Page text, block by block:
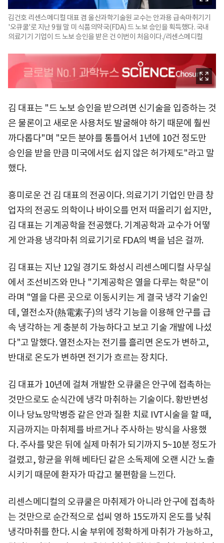
김건호 리센스메디컬 대표 겸 울산과학기술원 교수는 안과용 급속마취기기
'오큐쿨'로 지난 9월 말 미 식품의약국(FDA) 드 노보 승인을 획득했다. 국내
의료기기 기업이 드 노보 승인을 받은 건 이번이 처음이다./리센스메디컬
김 대표는 "드 노보 승인을 받으려면 신기술을 입증하는 것
은 물론이고 새로운 사용처도 발굴해야 하기 때문에 훨씬
까다롭다"며 "모든 분야를 통틀어서 1년에 10건 정도만
승인을 받을 만큼 미국에서도 쉽지 않은 허가제도"라고 말
했다.
흥미로운 건 김 대표의 전공이다. 의료기기 기업인 만큼 창
업자의 전공도 의학이나 바이오를 먼저 떠올리기 쉽지만,
김 대표는 기계공학을 전공했다. 기계공학과 교수가 어떻
게 안과용 냉각마취 의료기기로 FDA의 벽을 넘은 걸까.
김 대표는 지난 12일 경기도 화성시 리센스메디컬 사무실
에서 조선비즈와 만나 "기계공학은 열을 다루는 학문"이
라며 "열을 다른 곳으로 이동시키는 게 결국 냉각 기술인
데, 열전소자(熱電素子)의 냉각 기능을 이용해 안구를 급
속 냉각하는 게 충분히 가능하다고 보고 기술 개발에 나섰
다"고 말했다. 열전소자는 전기를 흘리면 온도가 변하고,
반대로 온도가 변하면 전기가 흐르는 장치다.
김 대표가 10년에 걸쳐 개발한 오큐쿨은 안구에 접촉하는
것만으로도 순식간에 냉각 마취하는 기술이다. 황반변성
이나 당뇨망막병증 같은 안과 질환 치료 IVT시술을 할 때,
지금까지는 마취제를 바르거나 주사하는 방식을 사용했
다. 주사를 맞은 뒤에 실제 마취가 되기까지 5~10분 정도가
걸렸고, 항균을 위해 베타딘 같은 소독제에 오랜 시간 노출
시키기 때문에 환자가 따갑고 불편함을 느낀다.
리센스메디컬의 오큐쿨은 마취제가 아니라 안구에 접촉하
는 것만으로 순간적으로 섭씨 영하 15도까지 온도를 낮춰
냉각마취를 한다. 시술 부위에 정확하게 마취가 가능하고,